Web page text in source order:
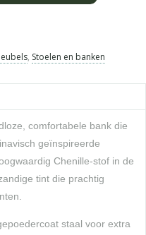
, Stoelen en banken
comfortabele bank die
geïnspireerde
Chenille-stof in de
tint die prachtig
staal voor extra